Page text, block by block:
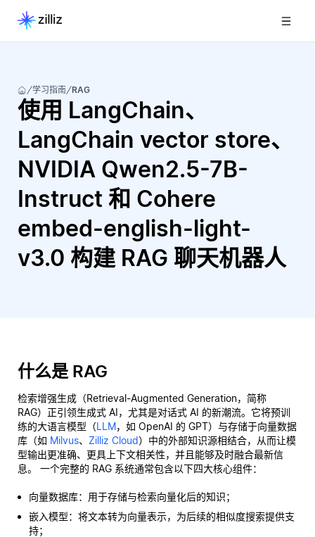
学习指南 RAG
使用 LangChain、
LangChain vector store、
NVIDIA Qwen2.5-7B-
Instruct 和 Cohere
embed-english-light-
v3.0 构建 RAG 聊天机器人
什么是 RAG
检索增强生成（Retrieval-Augmented Generation，简称
RAG）正引领生成式 AI，尤其是对话式 AI 的新潮流。它将预训
练的大语言模型（LLM，如 OpenAI 的 GPT）与存储于向量数据
库（如 Milvus、 Zilliz Cloud）中的外部知识源相结合，从而让模
型输出更准确、更具上下文相关性，并且能够及时融合最新信
息。 一个完整的 RAG 系统通常包含以下四大核心组件：
向量数据库：用于存储与检索向量化后的知识；
嵌入模型：将文本转为向量表示，为后续的相似度搜索提供支
持；